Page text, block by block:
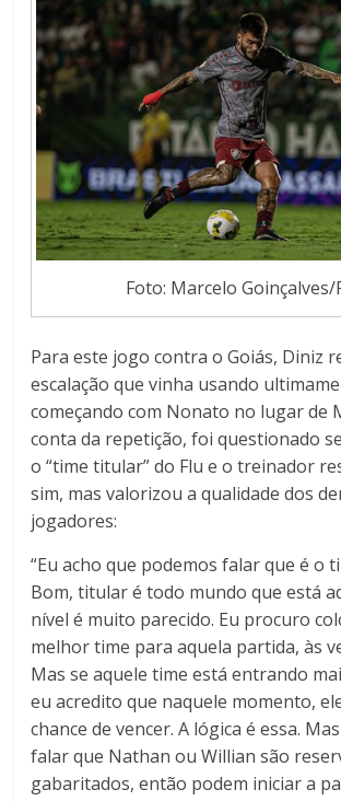
Foto: Marcelo Goinçalves/
Para este jogo contra o Goiás, Diniz
escalação que vinha usando
começando com Nonato no lugar de
conta da repetição, foi questionado
o “time titular” do Flu e o treinador
sim, mas valorizou a qualidade dos
jogadores:
“Eu acho que podemos falar que é o
Bom, titular é todo mundo que está
nível é muito parecido. Eu procuro
melhor time para aquela partida, às
Mas se aquele time está entrando
eu acredito que naquele momento,
chance de vencer. A lógica é essa.
falar que Nathan ou Willian são
gabaritados, então podem iniciar a